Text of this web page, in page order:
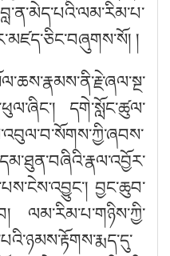
།
དགེ་སློང་ཚུལ་
བྱང་ཆུབ་
ལམ་རིམ་པ་གཉིས་ཀྱི་